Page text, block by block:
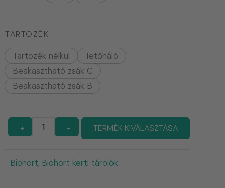
TARTOZÉK
Tartozék nélkül
Tetőháló
Beakasztható zsák C
Beakasztható zsák B
+ - TERMÉK KIVÁLASZTÁSA
Biohort Biohort kerti tárolók